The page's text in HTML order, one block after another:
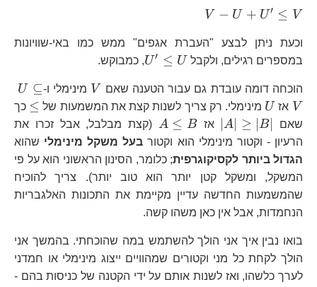
V
V − U + U′ ≤ V
וכעת ניתן לבצע "העברת אגפים" ממש כמו באי-שוויונות
במספרים רגילים, ולקבל
U^{\prime}\le
U′ ≤ U , כמבוקש.
הוכחה דומה עובדת גם עבור הטענה שאם
V
V מינימלי ו-
V
U ⊆
V אז U U מינימלי. רק צריך לשנות קצת את המשמעות של \le
≤ כך
שאם
\left|A\right|\ge\left|B\right|
∣A ≥ ∣B אז
A\le
B
A ≤ B
(קצת מבלבל, אבל זכרו את
הרעיון - וקטור מינימלי הוא וקטור בעל משקל מינימלי שהוא
הגדול ביותר לקסיקוגרפית; כלומר, הסינון הראשוני הוא על פי
המשקל, ומשקל קטן יותר הוא טוב יותר). צריך להוכיח
שהמשמעות החדשה עדיין מקיימת את התכונות האלגבריות
הנחמדות, אבל אין כאן משהו קשה.
בואו נבין איך אני הולך להשתמש במה שהוכחתי. בהמשך אני
הולך לקחת כל מני וקטורים שמהוויים ייצוג מינימלי או חמדני
לערך כלשהו, ואז לשנות אותם על ידי הקטנה של כניסות בהם -